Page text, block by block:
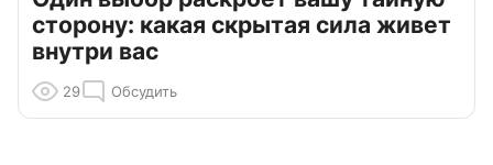
сторону: какая скрытая сила живет
внутри вас
29 Обсудить